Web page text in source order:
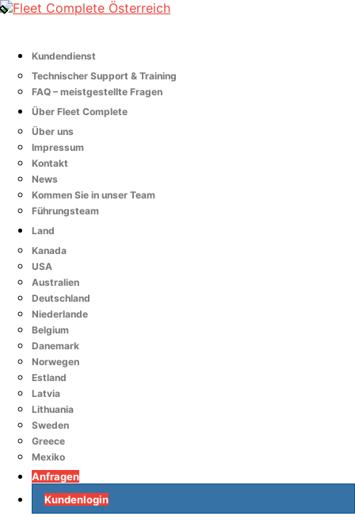
Kundendienst
Technischer Support & Training
FAQ – meistgestellte Fragen
Über Fleet Complete
Über uns
Impressum
Kontakt
News
Kommen Sie in unser Team
Führungsteam
Land
Kanada
USA
Australien
Deutschland
Niederlande
Belgium
Danemark
Norwegen
Estland
Latvia
Lithuania
Sweden
Greece
Mexiko
Anfragen
Kundenlogin